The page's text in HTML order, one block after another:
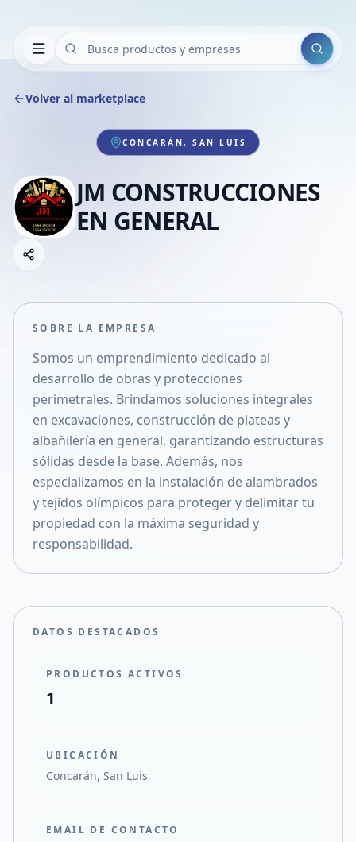
Buscar
Volver al marketplace
CONCARÁN, SAN LUIS
JM CONSTRUCCIONES
EN GENERAL
Compartir empresa
Compartir en X
SOBRE LA EMPRESA
Somos un emprendimiento dedicado al
desarrollo de obras y protecciones
perimetrales. Brindamos soluciones integrales
en excavaciones, construcción de plateas y
albañilería en general, garantizando estructuras
sólidas desde la base. Además, nos
especializamos en la instalación de alambrados
y tejidos olímpicos para proteger y delimitar tu
propiedad con la máxima seguridad y
responsabilidad.
DATOS DESTACADOS
PRODUCTOS ACTIVOS
1
UBICACIÓN
Concarán, San Luis
EMAIL DE CONTACTO